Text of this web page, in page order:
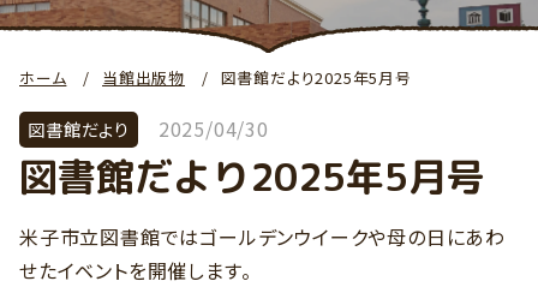
ホーム 当館出版物 図書館だより2025年5月号
図書館だより 2025/04/30
図書館だより2025年5月号
米子市立図書館ではゴールデンウイークや母の日にあわ
せたイベントを開催します。